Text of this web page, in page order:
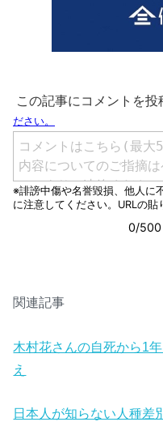
関連記事
木村花さんの自死から1
え
日本人が知らない人種差